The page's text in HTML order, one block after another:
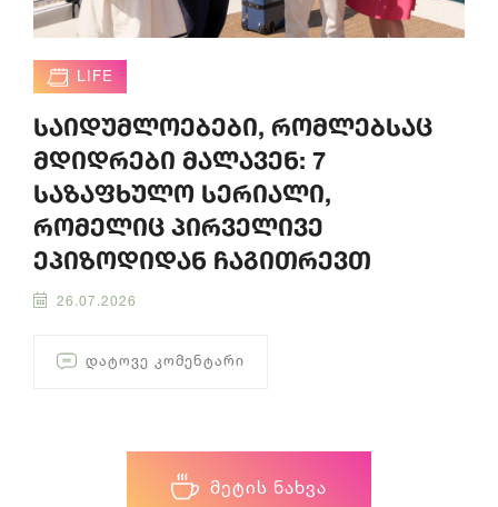
LIFE
საიდუმლოებები, რომლებსაც
მდიდრები მალავენ: 7
საზაფხულო სერიალი,
რომელიც პირველივე
ეპიზოდიდან ჩაგითრევთ
26.07.2026
ᲓᲐᲢᲝᲕᲔ ᲙᲝᲛᲔᲜᲢᲐᲠᲘ
ᲛᲔᲢᲘᲡ ᲜᲐᲮᲕᲐ